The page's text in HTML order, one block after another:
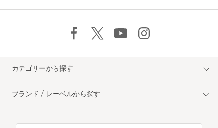
カテゴリーから探す
ブランド / レーベルから探す